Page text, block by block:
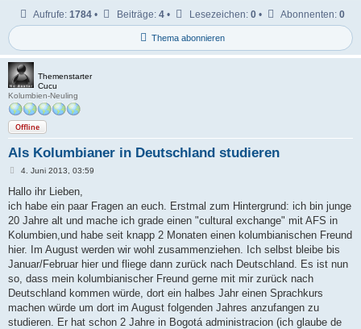
Thema abonnieren
Aufrufe: 1784• Beiträge: 4• Lesezeichen: 0• Abonnenten: 0
Themenstarter
Cucu
Kolumbien-Neuling
Offline
Als Kolumbianer in Deutschland studieren
B
i
r
a
4. Juni 2013, 03:59
Hallo ihr Lieben,
ich habe ein paar Fragen an euch. Erstmal zum Hintergrund: ich bin junge
20 Jahre alt und mache ich grade einen "cultural exchange" mit AFS in
Kolumbien,und habe seit knapp 2 Monaten einen kolumbianischen Freund
hier. Im August werden wir wohl zusammenziehen. Ich selbst bleibe bis
Januar/Februar hier und fliege dann zurück nach Deutschland. Es ist nun
so, dass mein kolumbianischer Freund gerne mit mir zurück nach
Deutschland kommen würde, dort ein halbes Jahr einen Sprachkurs
machen würde um dort im August folgenden Jahres anzufangen zu
studieren. Er hat schon 2 Jahre in Bogotá administracion (ich glaube de